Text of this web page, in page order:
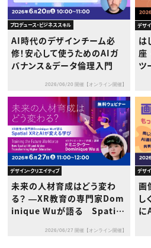
プロデュース・ビジネススキル
AI時代のデザインチーム必
修！安心して使うためのAIガ
バナンス＆データ倫理入門
2026/06/20 開催【オンライン開催】
デザイ
は
座
ツ
デザイン・クリエイティブ
未来の人材育成はどう変わ
る？ ―XR教育の専門家Dom
inique Wuが語る Spatial
2026/06/27 開催【オンライン開催】
デザイ
画
し
に